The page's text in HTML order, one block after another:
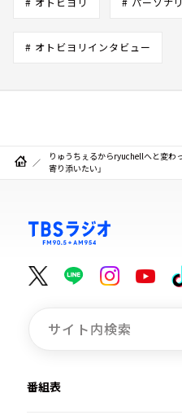
# オトビヨリインタビュー
りゅうちぇるからryuchellへと変わ
寄り添いたい」
番組表